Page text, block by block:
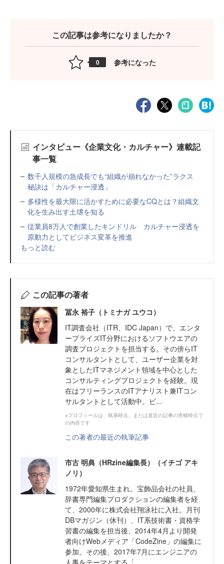
この記事は参考になりましたか？
0 参考になった
インタビュー《企業文化・カルチャー》連載記
事一覧
数千人規模の急成長でも“組織が崩れなかった”ラクス
秘訣は「カルチャー浸透」
多様性を最大限に活かすために必要なCQとは？組織文
化を生み出す土壌を知る
従業員8万人で創業したキンドリル カルチャー浸透を
原動力としてビジネス変革を推進
もっと読む
この記事の著者
冨永 裕子（トミナガ ユウコ）
IT調査会社（ITR、IDC Japan）で、エンタ
ープライズIT分野におけるソフトウエアの
調査プロジェクトを担当する。その傍らIT
コンサルタントとして、ユーザー企業を対
象としたITマネジメント領域を中心とした
コンサルティングプロジェクトを経験。現
在はフリーランスのITアナリスト兼ITコン
サルタントとして活動中。ビ...
※プロフィールは、執筆時点、または直近の記事の寄稿時点で
の内容です
この著者の最近の執筆記事
市古 明典（HRzine編集長）（イチゴ アキ
ノリ）
1972年愛知県生まれ。宝飾品会社の社員、
辞書専門編集プロダクションの編集者を経
て、2000年に株式会社翔泳社に入社。月刊
DBマガジン（休刊）、IT系技術書・資格学
習書の編集を担当後、2014年4月より開発
者向けWebメディア「CodeZine」の編集に
参加。その後、2017年7月にエンジニアの